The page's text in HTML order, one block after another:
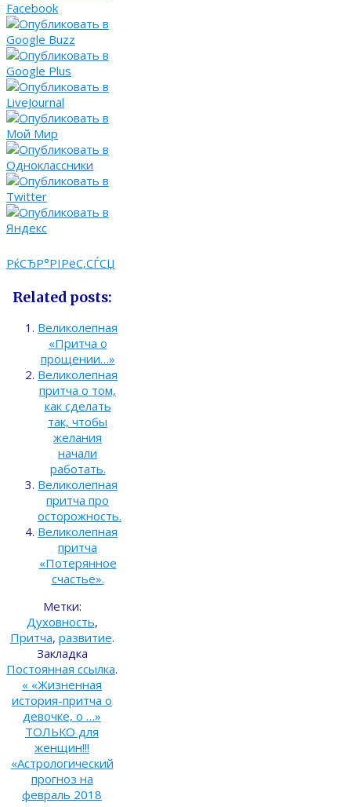
РќСЂР°РІРёС‚СЃСЏ
Related posts:
Великолепная
«Притча о
прощении…»
Великолепная
притча о том,
как сделать
так, чтобы
желания
начали
работать.
Великолепная
притча про
осторожность.
Великолепная
притча
«Потерянное
счастье».
Метки:
Духовность,
Притча, развитие.
Закладка
Постоянная ссылка.
« «Жизненная
история-притча о
девочке, о …»
ТОЛЬКО для
женщин!!!
«Астрологический
прогноз на
февраль 2018